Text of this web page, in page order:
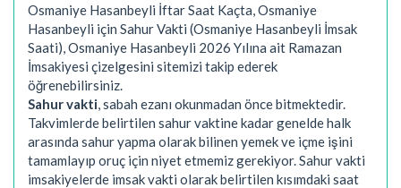
Osmaniye Hasanbeyli İftar Saat Kaçta, Osmaniye
Hasanbeyli için Sahur Vakti (Osmaniye Hasanbeyli İmsak
Saati), Osmaniye Hasanbeyli 2026 Yılına ait Ramazan
İmsakiyesi çizelgesini sitemizi takip ederek
öğrenebilirsiniz.
Sahur vakti, sabah ezanı okunmadan önce bitmektedir.
Takvimlerde belirtilen sahur vaktine kadar genelde halk
arasında sahur yapma olarak bilinen yemek ve içme işini
tamamlayıp oruç için niyet etmemiz gerekiyor. Sahur vakti
imsakiyelerde imsak vakti olarak belirtilen kısımdaki saat